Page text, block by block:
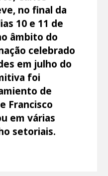
no final da
10 e 11 de
âmbito do
celebrado
em julho do
foi
de
Francisco
em várias
setoriais.